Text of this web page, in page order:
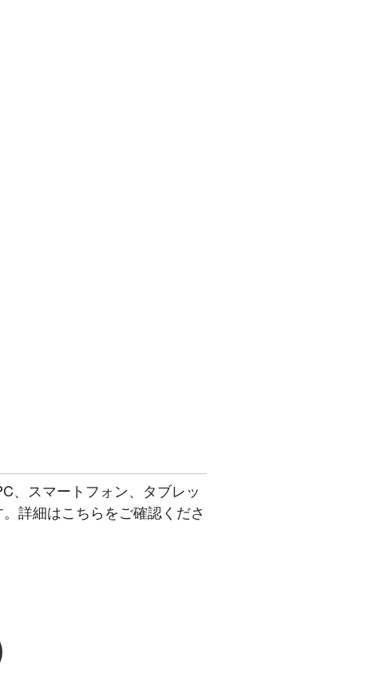
、スマートフォン、タブレッ
詳細はこちらをご確認くださ